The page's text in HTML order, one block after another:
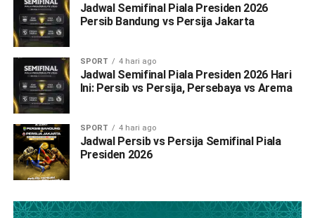
Jadwal Semifinal Piala Presiden 2026
Persib Bandung vs Persija Jakarta
SPORT 4 hari ago
Jadwal Semifinal Piala Presiden 2026 Hari
Ini: Persib vs Persija, Persebaya vs Arema
SPORT 4 hari ago
Jadwal Persib vs Persija Semifinal Piala
Presiden 2026